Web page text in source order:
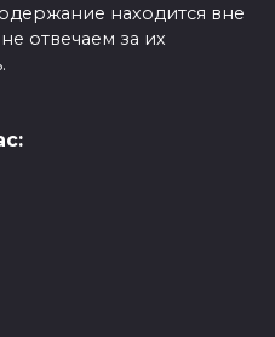
находится вне
отвечаем за их